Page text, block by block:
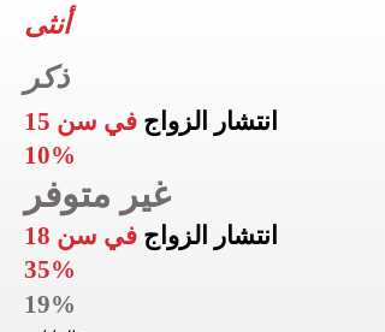
أنثى
ذكر
انتشار الزواج في سن 15
10%
غير متوفر
انتشار الزواج في سن 18
35%
19%